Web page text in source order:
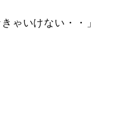
ゃいけない・・」